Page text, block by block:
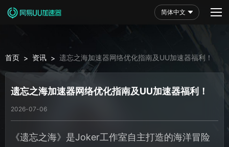
简体中文
首页 > 资讯 > 遗忘之海加速器网络优化指南及UU加速器福利！
遗忘之海加速器网络优化指南及UU加速器福利！
2026-07-06
《遗忘之海》是Joker工作室自主打造的海洋冒险